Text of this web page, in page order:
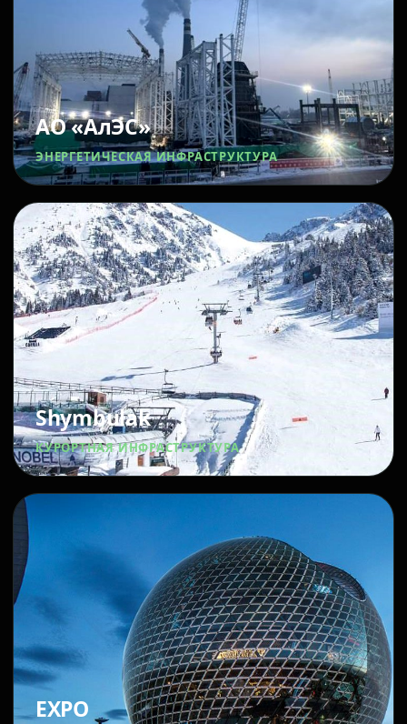
АО «АлЭС»
ЭНЕРГЕТИЧЕСКАЯ ИНФРАСТРУКТУРА
Shymbulak
КУРОРТНАЯ ИНФРАСТРУКТУРА
EXPO